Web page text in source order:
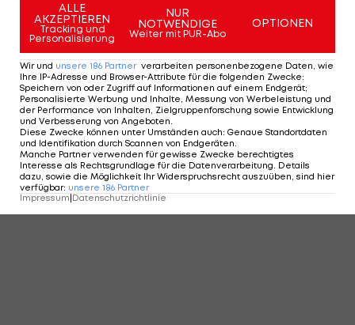
ALLE
AKZEPTIEREN
Tracking und
Personalisierung
NUR
NOTWENDIGE
Weiter mit PUR-Abo
OPTIONEN
Wir und unsere 186 Partner verarbeiten personenbezogene Daten, wie
Ihre IP-Adresse und Browser-Attribute für die folgenden Zwecke:
Speichern von oder Zugriff auf Informationen auf einem Endgerät;
Personalisierte Werbung und Inhalte, Messung von Werbeleistung und
der Performance von Inhalten, Zielgruppenforschung sowie Entwicklung
und Verbesserung von Angeboten.
Diese Zwecke können unter Umständen auch: Genaue Standortdaten
und Identifikation durch Scannen von Endgeräten.
Manche Partner verwenden für gewisse Zwecke berechtigtes
Interesse als Rechtsgrundlage für die Datenverarbeitung. Details
dazu, sowie die Möglichkeit Ihr Widerspruchsrecht auszuüben, sind hier
verfügbar: unsere 186 Partner
Impressum Datenschutzrichtlinie